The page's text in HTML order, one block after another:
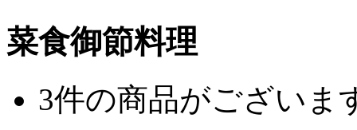
菜食御節料理
3件の商品がございま